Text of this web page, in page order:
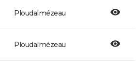
Ploudalmézeau
Ploudalmézeau